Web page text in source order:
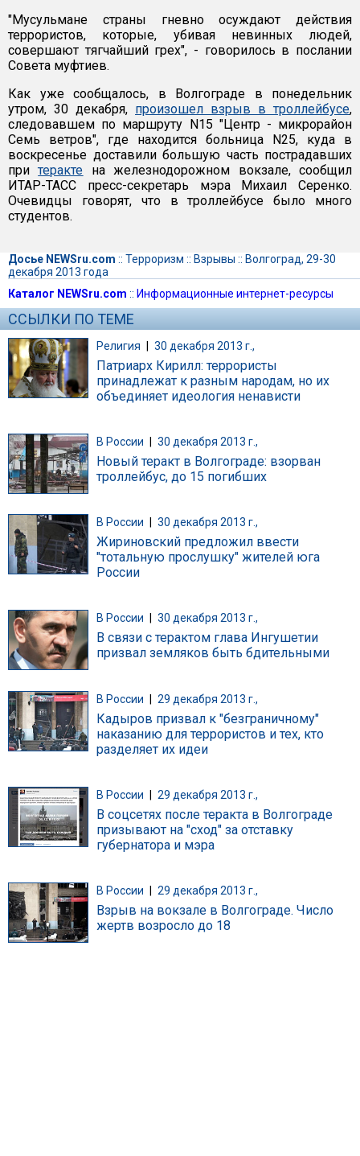
"Мусульмане страны гневно осуждают действия
террористов, которые, убивая невинных людей,
совершают тягчайший грех", - говорилось в послании
Совета муфтиев.
Как уже сообщалось, в Волгограде в понедельник
утром, 30 декабря, произошел взрыв в троллейбусе,
следовавшем по маршруту N15 "Центр - микрорайон
Семь ветров", где находится больница N25, куда в
воскресенье доставили большую часть пострадавших
притеракте на железнодорожном вокзале, сообщил
ИТАР-ТАСС пресс-секретарь мэра Михаил Серенко.
Очевидцы говорят, что в троллейбусе было много
студентов.
Досье NEWSru.com :: Терроризм :: Взрывы :: Волгоград, 29-30
декабря 2013 года
Каталог NEWSru.com :: Информационные интернет-ресурсы
ССЫЛКИ ПО ТЕМЕ
Религия | 30 декабря 2013 г.,
Патриарх Кирилл: террористы
принадлежат к разным народам, но их
объединяет идеология ненависти
В России 30 декабря 2013 г.,
Новый теракт в Волгограде: взорван
троллейбус, до 15 погибших
В России 30 декабря 2013 г.,
Жириновский предложил ввести
"тотальную прослушку" жителей юга
России
В России 30 декабря 2013 г.,
В связи с терактом глава Ингушетии
призвал земляков быть бдительными
В России | 29 декабря 2013 г.,
Кадыров призвал к "безграничному"
наказанию для террористов и тех, кто
разделяет их идеи
В России 29 декабря 2013 г.,
В соцсетях после теракта в Волгограде
призывают на "сход" за отставку
губернатора и мэра
В России 29 декабря 2013 г.,
Взрыв на вокзале в Волгограде. Число
жертв возросло до 18